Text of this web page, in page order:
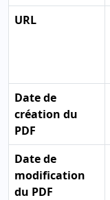
URL
Date de
création du
PDF
Date de
modification
du PDF